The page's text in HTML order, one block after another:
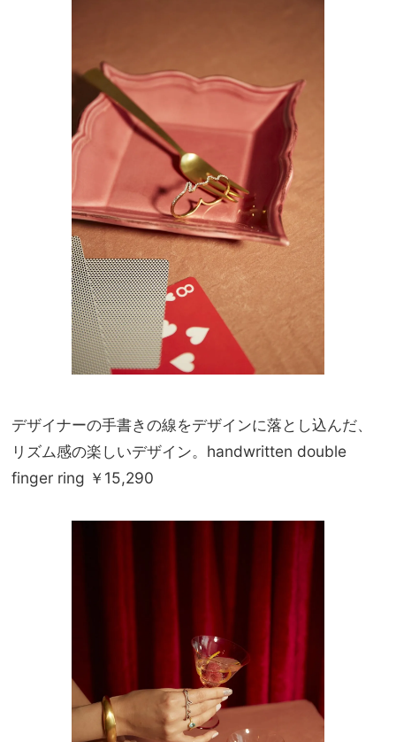
デザイナーの手書きの線をデザインに落とし込んだ、
リズム感の楽しいデザイン。handwritten double
finger ring ￥15,290